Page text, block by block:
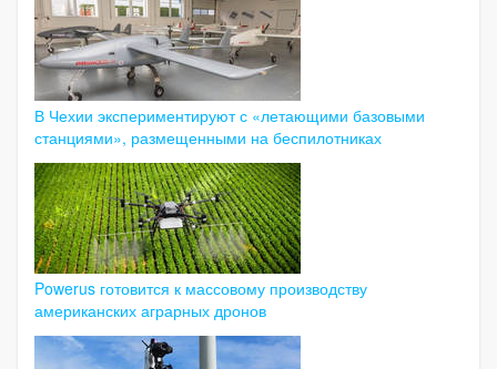
В Чехии экспериментируют с «летающими базовыми
станциями», размещенными на беспилотниках
Powerus готовится к массовому производству
американских аграрных дронов